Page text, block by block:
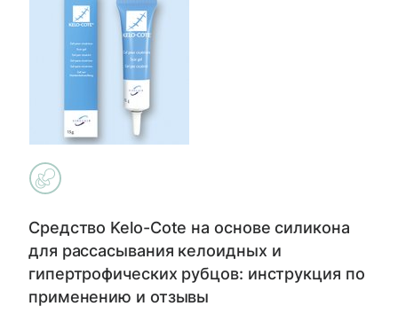
Средство Kelo-Cote на основе силикона
для рассасывания келоидных и
гипертрофических рубцов: инструкция по
применению и отзывы